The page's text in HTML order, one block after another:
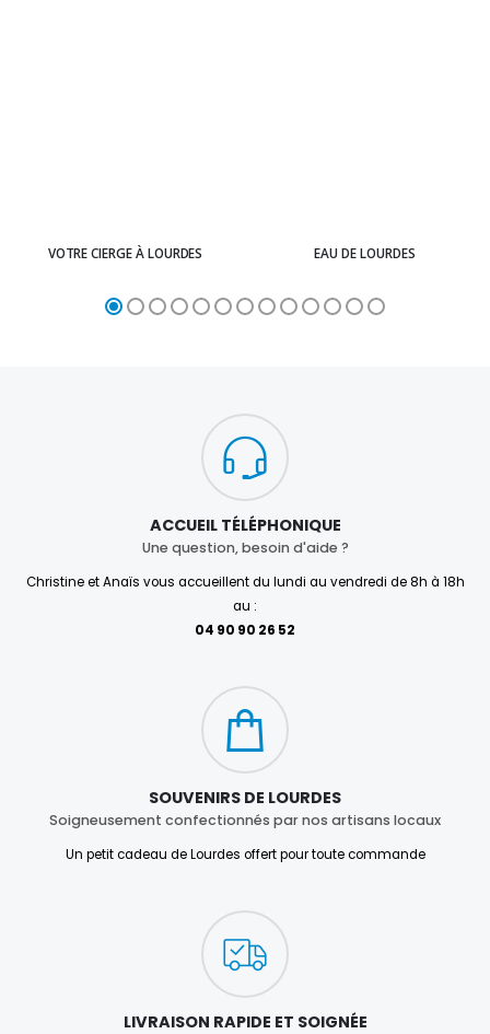
VOTRE CIERGE À LOURDES EAU DE LOURDES
ACCUEIL TÉLÉPHONIQUE
Une question, besoin d'aide ?
Christine et Anaïs vous accueillent du lundi au vendredi de 8h à 18h
au :
04 90 90 26 52
SOUVENIRS DE LOURDES
Soigneusement confectionnés par nos artisans locaux
Un petit cadeau de Lourdes offert pour toute commande
LIVRAISON RAPIDE ET SOIGNÉE